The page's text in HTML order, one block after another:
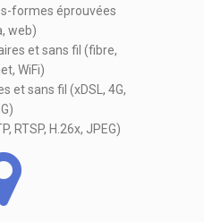
formes éprouvées
web)
et sans fil (fibre,
WiFi)
et sans fil (xDSL, 4G,
RTSP, H.26x, JPEG)